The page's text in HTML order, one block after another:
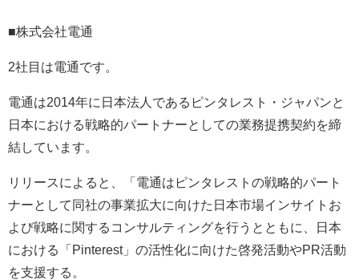
■株式会社電通
2社目は電通です。
電通は2014年に日本法人であるピンタレスト・ジャパンと
日本における戦略的パートナーとしての業務提携契約を締
結しています。
リリースによると、「電通はピンタレストの戦略的パート
ナーとして同社の事業拡大に向けた日本市場インサイトお
よび戦略に関するコンサルティングを行うとともに、日本
における「 Pinterest」の活性化に向けた啓発活動やPR活動
を支援する。